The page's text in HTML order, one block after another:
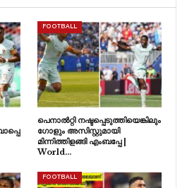
FOOTBALL
പെനാൽറ്റി നഷ്ടപ്പെടുത്തിയെങ്കിലും
ഗോളും അസിസ്റ്റുമായി
മിന്നിത്തിളങ്ങി എംബപ്പേ |
World…
FOOTBALL